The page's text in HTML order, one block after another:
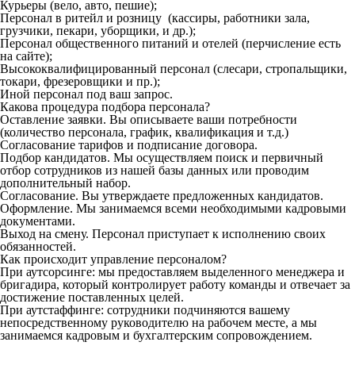
Курьеры (вело, авто, пешие);
Персонал в ритейл и розницу (кассиры, работники зала,
грузчики, пекари, уборщики, и др.);
Персонал общественного питаний и отелей (перчисление есть
на сайте);
Высококвалифицированный персонал (слесари, стропальщики,
токари, фрезеровщики и пр.);
Иной персонал под ваш запрос.
Какова процедура подбора персонала?
Оставление заявки. Вы описываете ваши потребности
(количество персонала, график, квалификация и т.д.)
Согласование тарифов и подписание договора.
Подбор кандидатов. Мы осуществляем поиск и первичный
отбор сотрудников из нашей базы данных или проводим
дополнительный набор.
Согласование. Вы утверждаете предложенных кандидатов.
Оформление. Мы занимаемся всеми необходимыми кадровыми
документами.
Выход на смену. Персонал приступает к исполнению своих
обязанностей.
Как происходит управление персоналом?
При аутсорсинге: мы предоставляем выделенного менеджера и
бригадира, который контролирует работу команды и отвечает за
достижение поставленных целей.
При аутстаффинге: сотрудники подчиняются вашему
непосредственному руководителю на рабочем месте, а мы
занимаемся кадровым и бухгалтерским сопровождением.